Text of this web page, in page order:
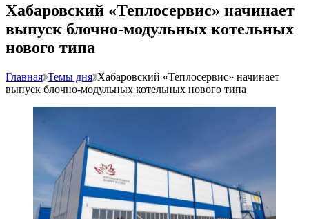
Хабаровский «Теплосервис» начинает
выпуск блочно-модульных котельных
нового типа
Главная Темы дня Хабаровский «Теплосервис» начинает
выпуск блочно-модульных котельных нового типа